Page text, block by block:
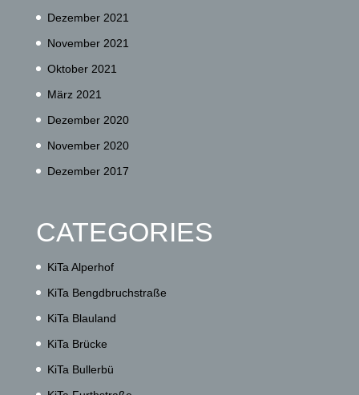
Dezember 2021
November 2021
Oktober 2021
März 2021
Dezember 2020
November 2020
Dezember 2017
CATEGORIES
KiTa Alperhof
KiTa Bengdbruchstraße
KiTa Blauland
KiTa Brücke
KiTa Bullerbü